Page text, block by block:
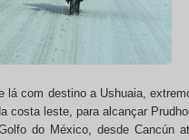
lá com destino a Ushuaia,
costa leste, para alcançar
do México, desde Cancún